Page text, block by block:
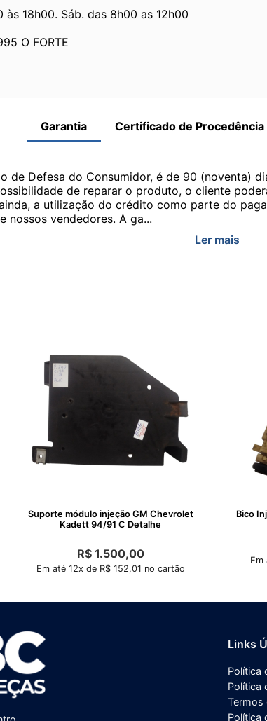
18h00. Sáb. das 8h00 as 12h00
O FORTE
Garantia Certificado de Procedência
de Defesa do Consumidor, é de 90 (noventa)
de reparar o produto, o cliente
a utilização do crédito como parte do
nossos vendedores. A ga...
Ler mais
Suporte módulo injeção GM Chevrolet
Kadett 94/91 C Detalhe
R$1.500,00
Em até 12x de R$ 152,01 no cartão
Bico
Em
Links
Política
Política
Termos
Política